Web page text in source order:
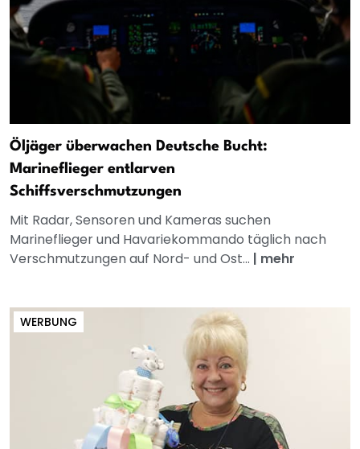
Öljäger überwachen Deutsche Bucht:
Marineflieger entlarven
Schiffsverschmutzungen
Mit Radar, Sensoren und Kameras suchen
Marineflieger und Havariekommando täglich nach
Verschmutzungen auf Nord- und Ost... | mehr
WERBUNG